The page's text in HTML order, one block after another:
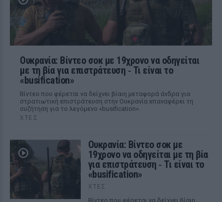
Ουκρανία: Βίντεο σοκ με 19χρονο να οδηγείται
με τη βία για επιστράτευση ‑ Τι είναι το
«busification»
Βίντεο που φέρεται να δείχνει βίαιη μεταφορά άνδρα για
στρατιωτική επιστράτευση στην Ουκρανία επαναφέρει τη
συζήτηση για το λεγόμενο «busification».
ΧΤΕΣ
Ουκρανία: Βίντεο σοκ με
19χρονο να οδηγείται με τη βία
για επιστράτευση ‑ Τι είναι το
«busification»
ΧΤΕΣ
Βίντεο που φέρεται να δείχνει βίαιη